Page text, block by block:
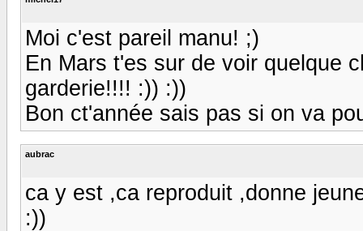
Moi c'est pareil manu! ;)
En Mars t'es sur de voir quelque
garderie!!!! :)) :))
Bon ct'année sais pas si on va
aubrac
ca y est ,ca reproduit ,donne
:))